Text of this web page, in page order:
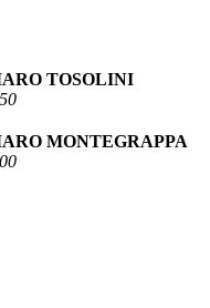
TOSOLINI
MONTEGRAPPA